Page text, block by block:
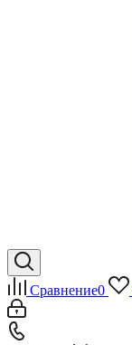
Сравнение0